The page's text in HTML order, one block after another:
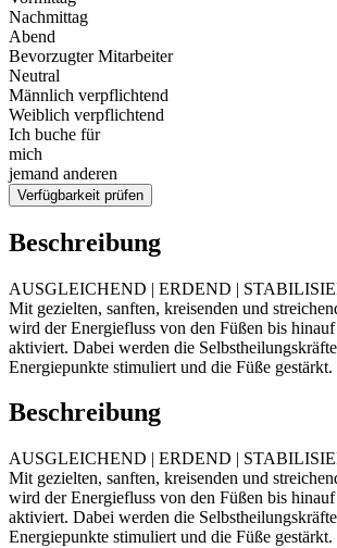
Nachmittag
Abend
Bevorzugter Mitarbeiter
Neutral
Männlich verpflichtend
Weiblich verpflichtend
Ich buche für
mich
jemand anderen
Verfügbarkeit prüfen
Beschreibung
AUSGLEICHEND | ERDEND |
Mit gezielten, sanften, kreisenden und
wird der Energiefluss von den Füßen bis
aktiviert. Dabei werden die
Energiepunkte stimuliert und die Füße gestärkt.
Beschreibung
AUSGLEICHEND | ERDEND |
Mit gezielten, sanften, kreisenden und
wird der Energiefluss von den Füßen bis
aktiviert. Dabei werden die
Energiepunkte stimuliert und die Füße gestärkt.